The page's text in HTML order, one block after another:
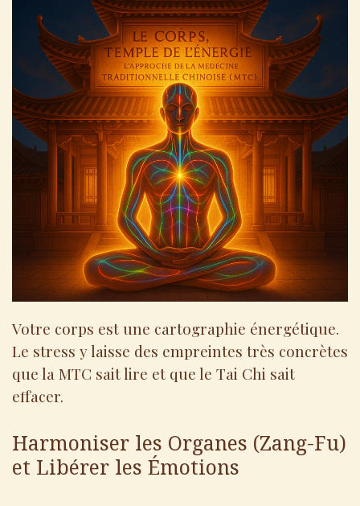
Votre corps est une cartographie énergétique.
Le stress y laisse des empreintes très concrètes
que la MTC sait lire et que le Tai Chi sait
effacer.
Harmoniser les Organes (Zang-Fu)
et Libérer les Émotions